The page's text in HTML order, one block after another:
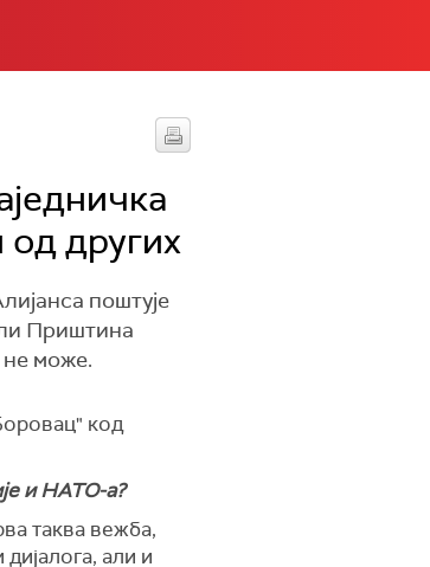
других
поштује
Приштина
може.
код
и НАТО-а?
таква вежба,
али и